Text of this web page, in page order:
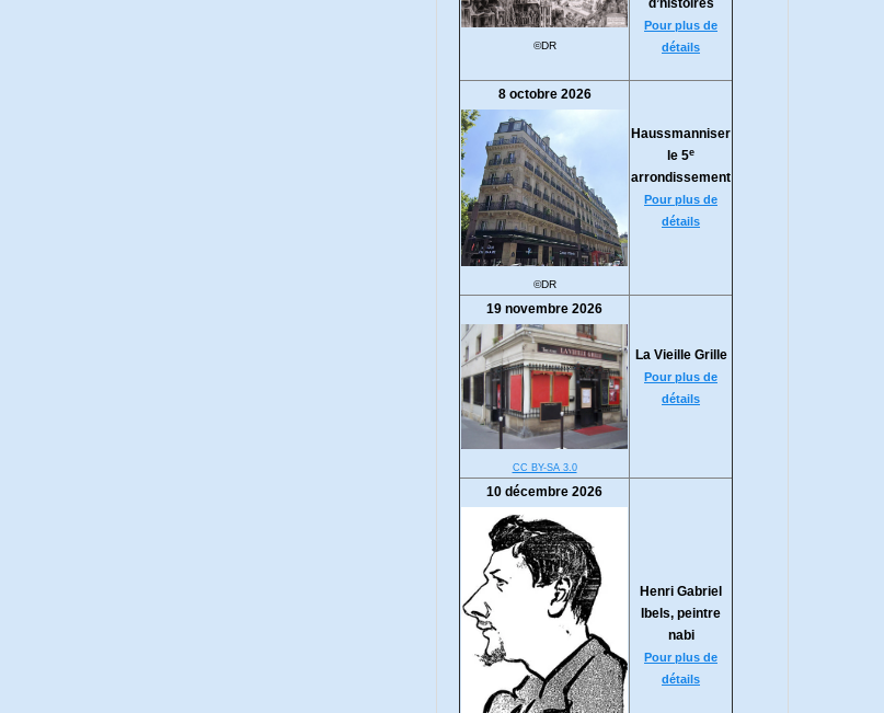
©DR
d’histoires
Pour plus de
détails
8 octobre 2026
©DR
Haussmanniser
le 5e
arrondissement
Pour plus de
détails
19 novembre 2026
CC BY-SA 3.0
La Vieille Grille
Pour plus de
détails
10 décembre 2026
Henri Gabriel
Ibels, peintre
nabi
Pour plus de
détails